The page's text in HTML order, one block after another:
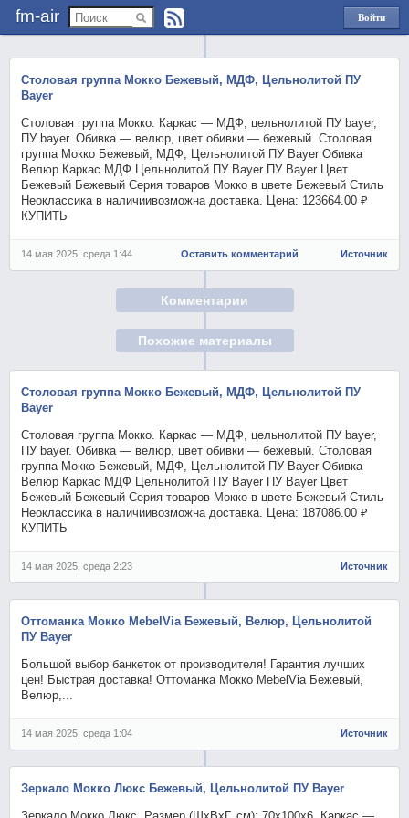
fm-air
Войти
через
Столовая группа Мокко Бежевый, МДФ, Цельнолитой ПУ
Bayer
Столовая группа Мокко. Каркас — МДФ, цельнолитой ПУ bayer,
ПУ bayer. Обивка — велюр, цвет обивки — бежевый. Столовая
группа Мокко Бежевый, МДФ, Цельнолитой ПУ Bayer Обивка
Велюр Каркас МДФ Цельнолитой ПУ Bayer ПУ Bayer Цвет
Бежевый Бежевый Серия товаров Мокко в цвете Бежевый Стиль
Неоклассика в наличиивозможна доставка. Цена: 123664.00 ₽
КУПИТЬ
14 мая 2025, среда 1:44 Оставить комментарий Источник
Комментарии
Похожие материалы
Столовая группа Мокко Бежевый, МДФ, Цельнолитой ПУ
Bayer
Столовая группа Мокко. Каркас — МДФ, цельнолитой ПУ bayer,
ПУ bayer. Обивка — велюр, цвет обивки — бежевый. Столовая
группа Мокко Бежевый, МДФ, Цельнолитой ПУ Bayer Обивка
Велюр Каркас МДФ Цельнолитой ПУ Bayer ПУ Bayer Цвет
Бежевый Бежевый Серия товаров Мокко в цвете Бежевый Стиль
Неоклассика в наличиивозможна доставка. Цена: 187086.00 ₽
КУПИТЬ
14 мая 2025, среда 2:23 Источник
Оттоманка Мокко MebelVia Бежевый, Велюр, Цельнолитой
ПУ Bayer
Большой выбор банкеток от производителя! Гарантия лучших
цен! Быстрая доставка! Оттоманка Мокко MebelVia Бежевый,
Велюр,...
14 мая 2025, среда 1:04 Источник
Зеркало Мокко Люкс Бежевый, Цельнолитой ПУ Bayer